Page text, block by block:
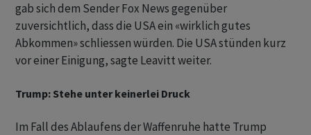
gab sich dem Sender Fox News gegenüber
zuversichtlich, dass die USA ein «wirklich gutes
Abkommen» schliessen würden. Die USA stünden kurz
vor einer Einigung, sagte Leavitt weiter.
Trump: Stehe unter keinerlei Druck
Im Fall des Ablaufens der Waffenruhe hatte Trump